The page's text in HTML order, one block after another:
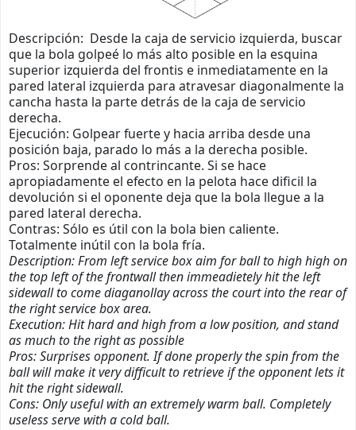
Descripción: Desde la caja de servicio izquierda, buscar
que la bola golpeé lo más alto posible en la esquina
superior izquierda del frontis e inmediatamente en la
pared lateral izquierda para atravesar diagonalmente la
cancha hasta la parte detrás de la caja de servicio
derecha.
Ejecución: Golpear fuerte y hacia arriba desde una
posición baja, parado lo más a la derecha posible.
Pros: Sorprende al contrincante. Si se hace
apropiadamente el efecto en la pelota hace dificil la
devolución si el oponente deja que la bola llegue a la
pared lateral derecha.
Contras: Sólo es útil con la bola bien caliente.
Totalmente inútil con la bola fría.
Description: From left service box aim for ball to high high on
the top left of the frontwall then immeadietely hit the left
sidewall to come diaganollay across the court into the rear of
the right service box area.
Execution: Hit hard and high from a low position, and stand
as much to the right as possible
Pros: Surprises opponent. If done properly the spin from the
ball will make it very difficult to retrieve if the opponent lets it
hit the right sidewall.
Cons: Only useful with an extremely warm ball. Completely
useless serve with a cold ball.